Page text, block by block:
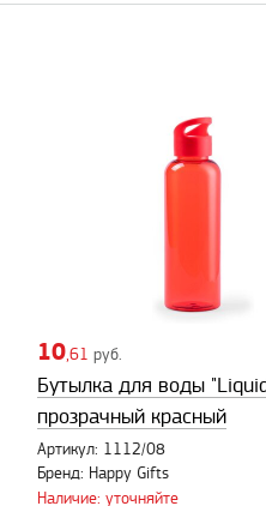
10,61 руб.
Бутылка для воды
прозрачный красный
Артикул: 1112/08
Бренд: Happy Gifts
Наличие: уточняйте